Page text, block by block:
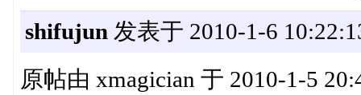
shifujun 发表于 2010-1-6
原帖由 xmagician 于 2010-1-5